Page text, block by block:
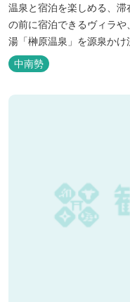
温泉と宿泊を楽しめる、
の前に宿泊できるヴィラ
湯「榊原温泉」を源泉かけ
中南勢